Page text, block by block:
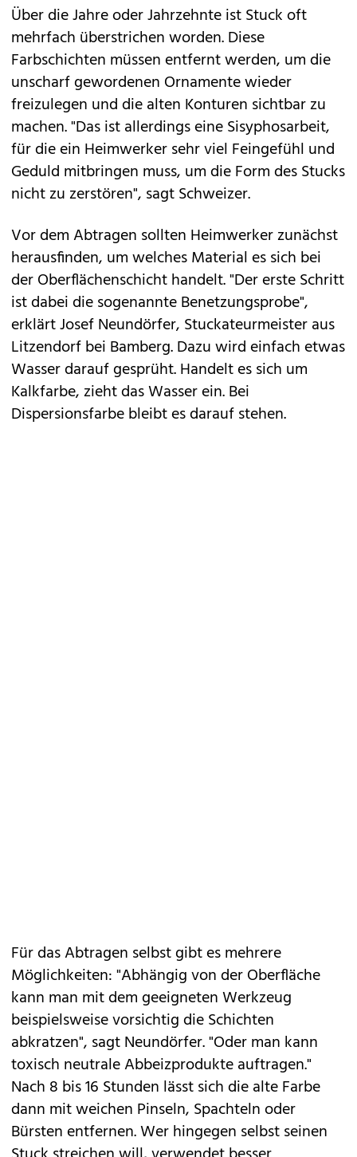
Über die Jahre oder Jahrzehnte ist Stuck oft
mehrfach überstrichen worden. Diese
Farbschichten müssen entfernt werden, um die
unscharf gewordenen Ornamente wieder
freizulegen und die alten Konturen sichtbar zu
machen. "Das ist allerdings eine Sisyphosarbeit,
für die ein Heimwerker sehr viel Feingefühl und
Geduld mitbringen muss, um die Form des Stucks
nicht zu zerstören", sagt Schweizer.
Vor dem Abtragen sollten Heimwerker zunächst
herausfinden, um welches Material es sich bei
der Oberflächenschicht handelt. "Der erste Schritt
ist dabei die sogenannte Benetzungsprobe",
erklärt Josef Neundörfer, Stuckateurmeister aus
Litzendorf bei Bamberg. Dazu wird einfach etwas
Wasser darauf gesprüht. Handelt es sich um
Kalkfarbe, zieht das Wasser ein. Bei
Dispersionsfarbe bleibt es darauf stehen.
Für das Abtragen selbst gibt es mehrere
Möglichkeiten: "Abhängig von der Oberfläche
kann man mit dem geeigneten Werkzeug
beispielsweise vorsichtig die Schichten
abkratzen", sagt Neundörfer. "Oder man kann
toxisch neutrale Abbeizprodukte auftragen."
Nach 8 bis 16 Stunden lässt sich die alte Farbe
dann mit weichen Pinseln, Spachteln oder
Bürsten entfernen. Wer hingegen selbst seinen